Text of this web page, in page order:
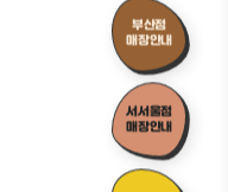
부산점
매장안내
서서울점
매장안내